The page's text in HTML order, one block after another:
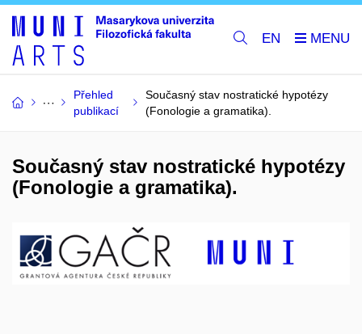
EN
Přehled
publikací
Současný stav nostratické hypotézy
(Fonologie a gramatika).
Současný stav nostratické hypotézy
(Fonologie a gramatika).